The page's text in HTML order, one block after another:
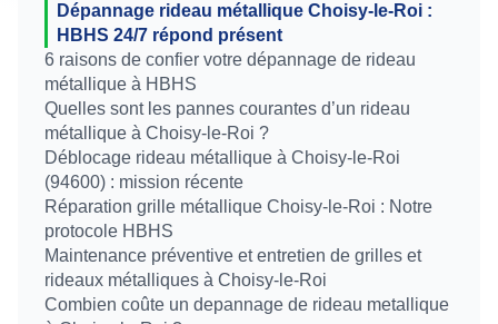
Dépannage rideau métallique Choisy-le-Roi :
HBHS 24/7 répond présent
6 raisons de confier votre dépannage de rideau
métallique à HBHS
Quelles sont les pannes courantes d’un rideau
métallique à Choisy-le-Roi ?
Déblocage rideau métallique à Choisy-le-Roi
(94600) : mission récente
Réparation grille métallique Choisy-le-Roi : Notre
protocole HBHS
Maintenance préventive et entretien de grilles et
rideaux métalliques à Choisy-le-Roi
Combien coûte un depannage de rideau metallique